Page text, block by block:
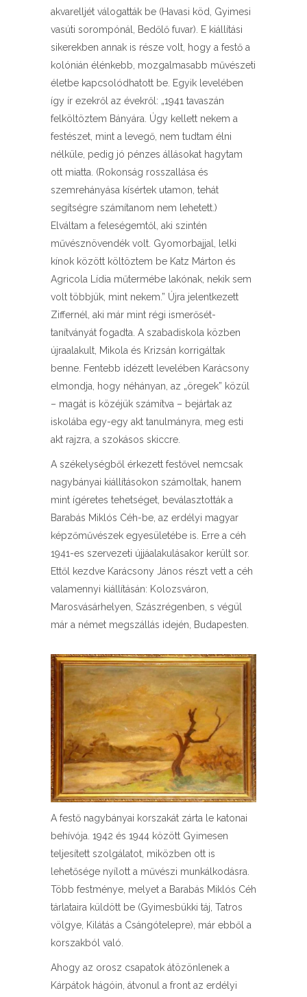
akvarelljét válogatták be (Havasi köd, Gyimesi
vasúti sorompónál, Bedőlő fuvar). E kiállítási
sikerekben annak is része volt, hogy a festő a
kolónián élénkebb, mozgalmasabb művészeti
életbe kapcsolódhatott be. Egyik levelében
így ír ezekről az évekről: „1941 tavaszán
felköltöztem Bányára. Úgy kellett nekem a
festészet, mint a levegő, nem tudtam élni
nélküle, pedig jó pénzes állásokat hagytam
ott miatta. (Rokonság rosszallása és
szemrehányása kísértek utamon, tehát
segítségre számítanom nem lehetett.)
Elváltam a feleségemtől, aki szintén
művésznövendék volt. Gyomorbajjal, lelki
kínok között költöztem be Katz Márton és
Agricola Lídia műtermébe lakónak, nekik sem
volt többjük, mint nekem.” Újra jelentkezett
Ziffernél, aki már mint régi ismerősét-
tanítványát fogadta. A szabadiskola közben
újraalakult, Mikola és Krizsán korrigáltak
benne. Fentebb idézett levelében Karácsony
elmondja, hogy néhányan, az „öregek” közül
– magát is közéjük számítva – bejártak az
iskolába egy-egy akt tanulmányra, meg esti
akt rajzra, a szokásos skiccre.
A székelységből érkezett festővel nemcsak
nagybányai kiállításokon számoltak, hanem
mint ígéretes tehetséget, beválasztották a
Barabás Miklós Céh-be, az erdélyi magyar
képzőművészek egyesületébe is. Erre a céh
1941-es szervezeti újjáalakulásakor került sor.
Ettől kezdve Karácsony János részt vett a céh
valamennyi kiállításán: Kolozsváron,
Marosvásárhelyen, Szászrégenben, s végül
már a német megszállás idején, Budapesten.
A festő nagybányai korszakát zárta le katonai
behívója. 1942 és 1944 között Gyimesen
teljesített szolgálatot, miközben ott is
lehetősége nyílott a művészi munkálkodásra.
Több festménye, melyet a Barabás Miklós Céh
tárlataira küldött be (Gyimesbükki táj, Tatros
völgye, Kilátás a Csángótelepre), már ebből a
korszakból való.
Ahogy az orosz csapatok átözönlenek a
Kárpátok hágóin, átvonul a front az erdélyi